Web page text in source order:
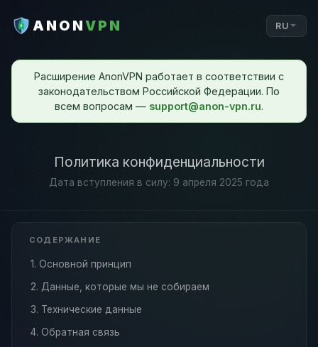
ANONVPN RU
Расширение AnonVPN работает в соответствии с
законодательством Российской Федерации. По
всем вопросам — support@anon-vpn.ru.
Политика конфиденциальности
Дата вступления в силу: 9 апреля 2025 года
СОДЕРЖАНИЕ
1. Основной принцип
2. Данные, которые мы не собираем
3. Технические данные
4. Обратная связь